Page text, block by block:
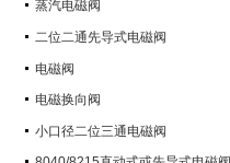
蒸汽电磁阀
二位二通先导式电磁阀
电磁阀
电磁换向阀
小口径二位三通电磁阀